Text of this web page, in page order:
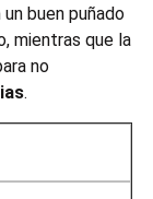
buen puñado
mientras que la
no
.